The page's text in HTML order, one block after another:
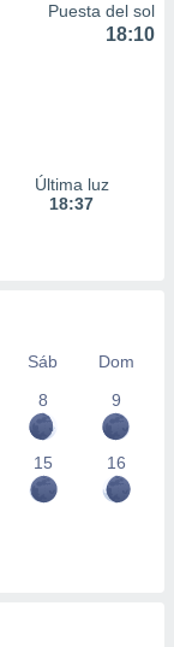
Puesta del sol
18:10
Última luz
18:37
Sáb
Dom
8 9
15 16